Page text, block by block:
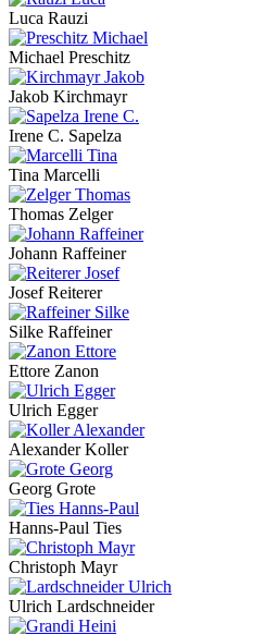
Luca Rauzi
Michael Preschitz
Jakob Kirchmayr
Irene C. Sapelza
Tina Marcelli
Thomas Zelger
Johann Raffeiner
Josef Reiterer
Silke Raffeiner
Ettore Zanon
Ulrich Egger
Alexander Koller
Georg Grote
Hanns-Paul Ties
Christoph Mayr
Ulrich Lardschneider